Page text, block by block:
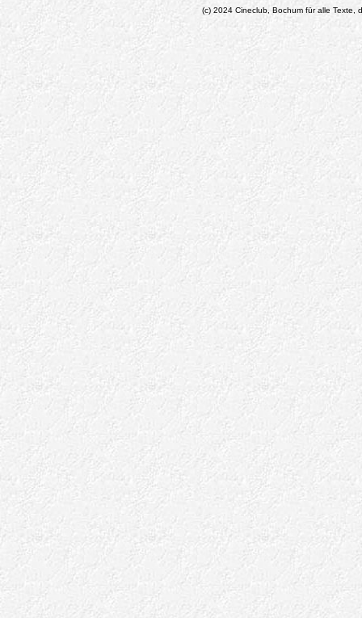
(c) 2024 Cineclub, Bochum für alle Texte,